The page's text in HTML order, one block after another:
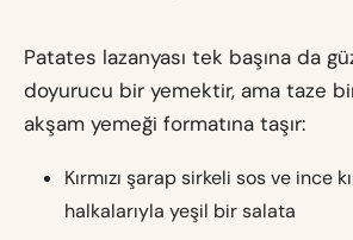
Patates lazanyası tek başına da
doyurucu bir yemektir, ama taze
akşam yemeği formatına taşır:
Kırmızı şarap sirkeli sos ve ince
halkalarıyla yeşil bir salata